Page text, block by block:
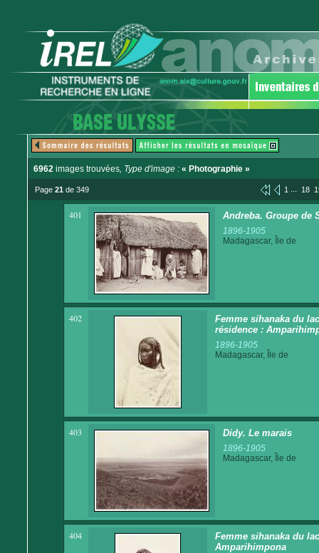
6962 images trouvées, Type d'image : « Photographie »
Page 21 de 349 1 ... 18
401 Andreba. Groupe de
1896-1905
Madagascar, Île de
402
Femme sihanaka du
résidence :
1896-1905
Madagascar, Île de
403 Didy. Le marais
1896-1905
Madagascar, Île de
404
Femme sihanaka du
Amparihimpona